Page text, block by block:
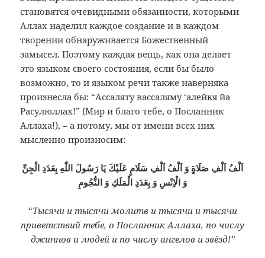
становятся очевидными обязанности, которыми
Аллах наделил каждое создание и в каждом
творении обнаруживается Божественный
замысел. Поэтому каждая вещь, как она делает
это языком своего состояния, если бы было
возможно, то и языком речи также наверняка
произнесла бы: “Ассаляту вассаляму ‘алейкя йа
Расулюллах!” (Мир и благо тебе, о Посланник
Аллаха!), – а потому, мы от имени всех них
мысленно произносим:
اَلْفُ اَلْفِ صَلَاةٍ وَ اَلْفُ اَلْفِ سَلَامٍ عَلَيْكَ يَا رَسُولَ اللّٰهِ بِعَدَدِ الْجِنِّ
“Тысячи и тысячи молитв и тысячи и тысячи
приветствий тебе, о Посланник Аллаха, по числу
джиннов и людей и по числу ангелов и звёзд!”